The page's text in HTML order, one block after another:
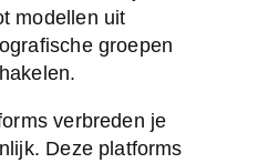
modellen uit
groepen
verbreden je
Deze platforms